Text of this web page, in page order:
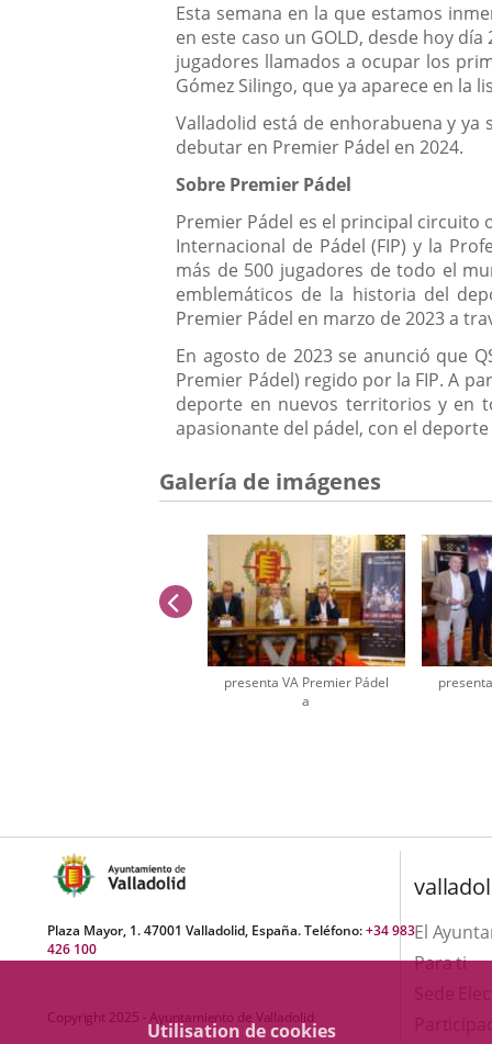
Utilisation de cookies
Esta semana en la que estamos
en este caso un GOLD, desde hoy
jugadores llamados a ocupar los
Gómez Silingo, que ya aparece en la
Valladolid está de enhorabuena y
debutar en Premier Pádel en 2024.
Sobre Premier Pádel
Premier Pádel es el principal circuito
Internacional de Pádel (FIP) y la
más de 500 jugadores de todo el
emblemáticos de la historia del
Premier Pádel en marzo de 2023 a
En agosto de 2023 se anunció que
Premier Pádel) regido por la FIP. A
deporte en nuevos territorios y en
apasionante del pádel, con el
Galería de imágenes
presenta VA Premier Pádel
a
anterior
Plaza Mayor, 1. 47001 Valladolid, España. Teléfono:+34 983
426 100
Copyright 2025 - Ayuntamiento de Valladolid
El
Para ti